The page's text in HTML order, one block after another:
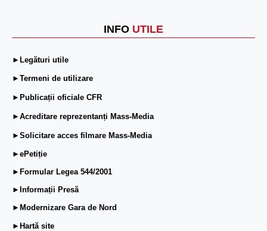
INFO UTILE
►Legături utile
►Termeni de utilizare
►Publicații oficiale CFR
►Acreditare reprezentanți Mass-Media
►Solicitare acces filmare Mass-Media
►ePetiție
►Formular Legea 544/2001
►Informații Presă
►Modernizare Gara de Nord
►Hartă site